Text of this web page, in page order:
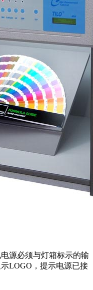
源必须与灯箱标示的输
LOGO，提示电源已接